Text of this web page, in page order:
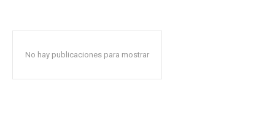
No hay publicaciones para mostrar